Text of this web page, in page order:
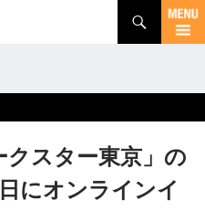
スター東京」の
にオンラインイ